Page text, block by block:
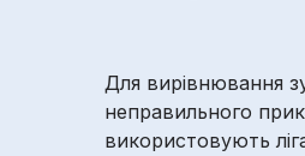
Для вирівнювання
неправильного
використовують